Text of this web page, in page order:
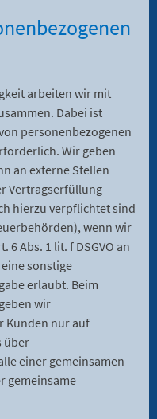
arbeiten wir mit
Dabei ist
personenbezogenen
Wir geben
an externe Stellen
Vertragserfüllung
hierzu verpflichtet sind
wenn wir
Abs. 1 lit. f DSGVO an
sonstige
erlaubt. Beim
wir
Kunden nur auf
über
einer gemeinsamen
gemeinsame